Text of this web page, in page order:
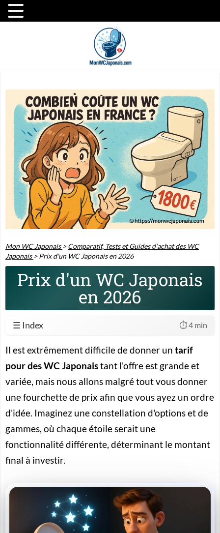
Mon WC Japonais >Comparatif, Tests et Guides d’achat des WC
Japonais >Prix d'un WC Japonais en 2026
Prix d'un WC Japonais
en 2026
☰ Index ⏱️ 4 min
Il est extrêmement difficile de donner un tarif
pour des WC Japonaistant l'offre est grande et
variée, mais nous allons malgré tout vous donner
une fourchette de prix afin que vous ayez un ordre
d'idée. Imaginez une constellation d'options et de
gammes, où chaque étoile serait une
fonctionnalité différente, déterminant le montant
final à investir.